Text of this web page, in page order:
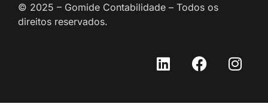
© 2025 – Gomide Contabilidade – Todos os
direitos reservados.